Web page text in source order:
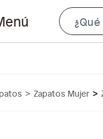
Zapatos Mujer